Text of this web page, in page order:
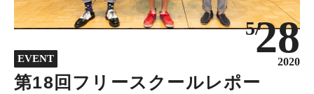
EVENT
5/28
2020
第18回フリースクールレポー